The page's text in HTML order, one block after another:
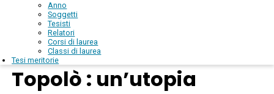
Anno
Soggetti
Tesisti
Relatori
Corsi di laurea
Classi di laurea
Tesi meritorie
Topolò : un’utopia